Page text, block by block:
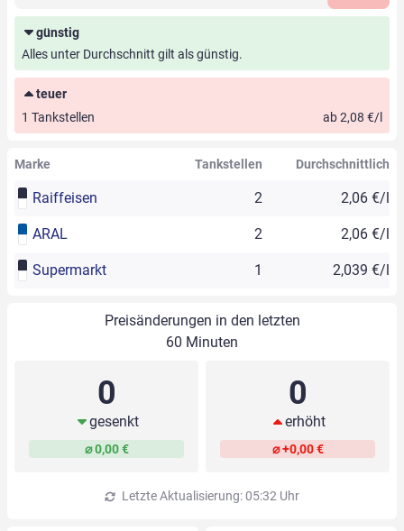
günstig
Alles unter Durchschnitt gilt als günstig.
teuer
1 Tankstellen
ab 2,08 €/l
Marke Tankstellen Durchschnittlich
Raiffeisen 2 2,06 €/l
ARAL 2 2,06 €/l
Supermarkt 1 2,039 €/l
Preisänderungen in den letzten
60 Minuten
0
gesenkt
⌀ 0,00 €
0
erhöht
⌀ +0,00 €
Letzte Aktualisierung: 05:32 Uhr